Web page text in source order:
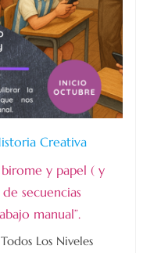
Creativa
y papel ( y
secuencias
manual”.
Todos Los Niveles